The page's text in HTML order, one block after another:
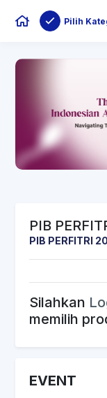
Pilih
PIB
PIB PERFITRI
Silahkan
memilih
EVENT